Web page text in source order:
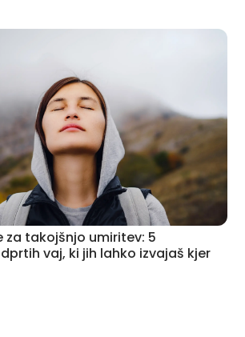
za takojšnjo umiritev: 5
vaj, ki jih lahko izvajaš kjer